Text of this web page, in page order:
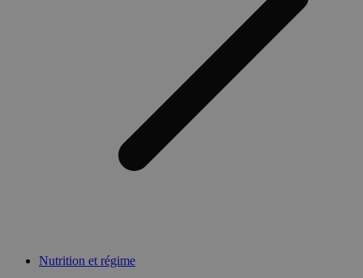
Nutrition et régime